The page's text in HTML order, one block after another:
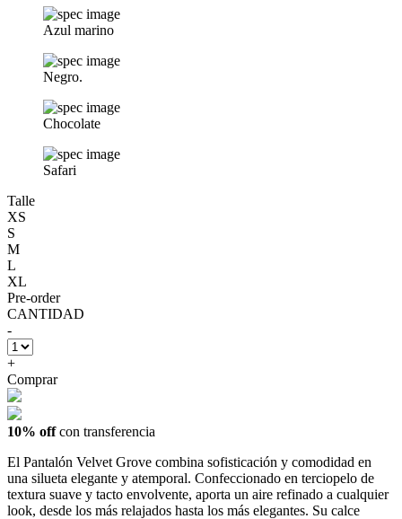
Azul marino
Negro.
Chocolate
Safari
Talle
XS
S
M
L
XL
Pre-order
CANTIDAD
-
+
Comprar
10% offcon transferencia
El Pantalón Velvet Grove combina sofisticación y comodidad en
una silueta elegante y atemporal. Confeccionado en terciopelo de
textura suave y tacto envolvente, aporta un aire refinado a cualquier
look, desde los más relajados hasta los más elegantes. Su calce